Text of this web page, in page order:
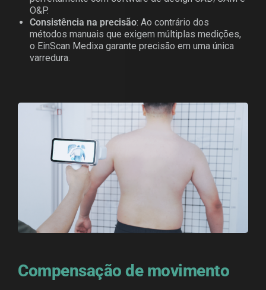
O&P.
Consistência na precisão: Ao contrário dos
métodos manuais que exigem múltiplas medições,
o EinScan Medixa garante precisão em uma única
varredura.
Compensação de movimento